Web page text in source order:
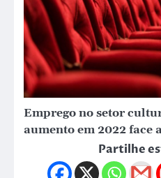
Emprego no setor
aumento em 2022 face
Partilhe